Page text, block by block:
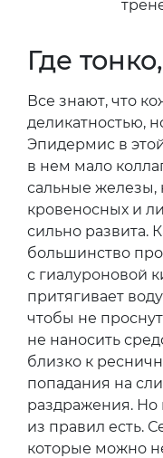
Где
Все знают, что
деликатностью,
Эпидермис в
в нем мало
сальные железы,
кровеносных и
сильно развита.
большинство
с гиалуроновой
притягивает
чтобы не
не наносить
близко к
попадания на
раздражения. Но
из правил есть.
которые можно